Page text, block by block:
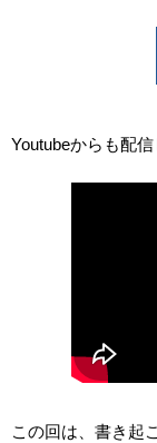
Youtubeからも配信
この回は、書き起